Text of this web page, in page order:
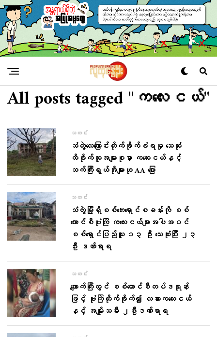
All posts tagged "ကလေးငယ်"
သတင်း
သံတွဲလေကြောင်းတိုက်ခိုက်ခံရမှု သေဆုံး
ထိခိုက်သူအများစုမှာ ကလေးငယ်နှင့်
သက်ကြီးရွယ်အိုများဟု AA ပြော
သတင်း
သံတွဲမြို့‌ရှိစစ်ဘေးရှောင်စခန်းကို စစ်
ကောင်စီဗုံးကြဲ က​လေးငယ်များအပါအဝင်
စစ်​ရှောင်ပြည်သူ ၁၃ ဦး သေဆုံးပြီး ၂၃
ဦး ဒဏ်ရာရ
သတင်း
ကျောက်ကြီးတွင် စစ်ကောင်စီတပ်ဒရုန်း
ဖြင့် ဗုံးကြဲတိုက်ခိုက်၍ လသားကလေးငယ်
နှင့် အမျိုးသမီး ၂ဦးဒဏ်ရာရ